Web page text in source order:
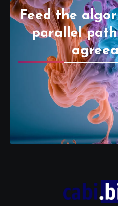
Feed the
parallel